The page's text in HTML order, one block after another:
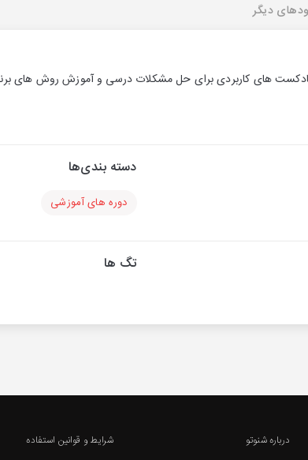
دیگر
پادکست های کاربردی برای حل مشکلات درسی و آموزش روش های
دسته بندی‌ها
دوره های آموزشی
تگ ها
درباره شنوتو
شرایط و قوانین استفاده